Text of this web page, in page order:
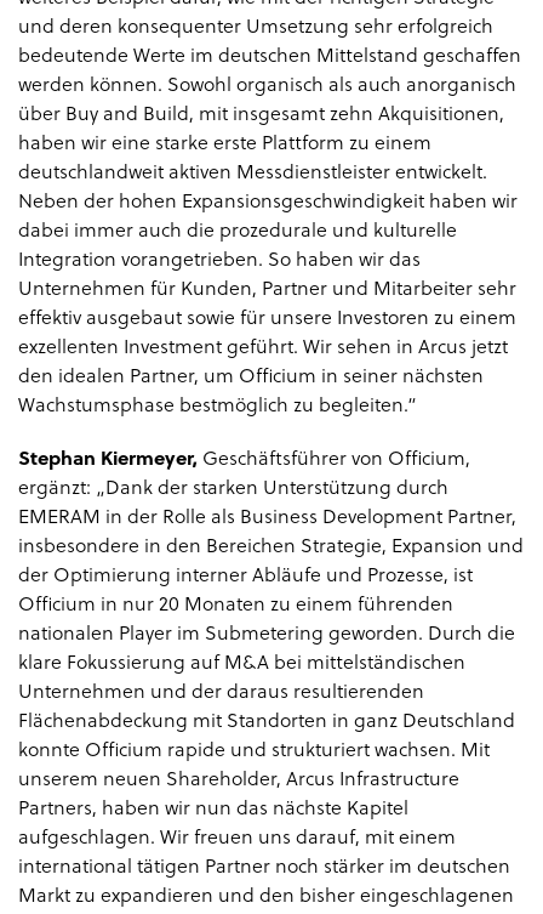
und deren konsequenter Umsetzung sehr erfolgreich
bedeutende Werte im deutschen Mittelstand geschaffen
werden können. Sowohl organisch als auch anorganisch
über Buy and Build, mit insgesamt zehn Akquisitionen,
haben wir eine starke erste Plattform zu einem
deutschlandweit aktiven Messdienstleister entwickelt.
Neben der hohen Expansionsgeschwindigkeit haben wir
dabei immer auch die prozedurale und kulturelle
Integration vorangetrieben. So haben wir das
Unternehmen für Kunden, Partner und Mitarbeiter sehr
effektiv ausgebaut sowie für unsere Investoren zu einem
exzellenten Investment geführt. Wir sehen in Arcus jetzt
den idealen Partner, um Officium in seiner nächsten
Wachstumsphase bestmöglich zu begleiten.“
Stephan Kiermeyer, Geschäftsführer von Officium,
ergänzt: „Dank der starken Unterstützung durch
EMERAM in der Rolle als Business Development Partner,
insbesondere in den Bereichen Strategie, Expansion und
der Optimierung interner Abläufe und Prozesse, ist
Officium in nur 20 Monaten zu einem führenden
nationalen Player im Submetering geworden. Durch die
klare Fokussierung auf M&A bei mittelständischen
Unternehmen und der daraus resultierenden
Flächenabdeckung mit Standorten in ganz Deutschland
konnte Officium rapide und strukturiert wachsen. Mit
unserem neuen Shareholder, Arcus Infrastructure
Partners, haben wir nun das nächste Kapitel
aufgeschlagen. Wir freuen uns darauf, mit einem
international tätigen Partner noch stärker im deutschen
Markt zu expandieren und den bisher eingeschlagenen